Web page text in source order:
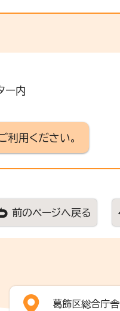
ー内
用ください。
前のページへ戻る
葛飾区総合庁舎